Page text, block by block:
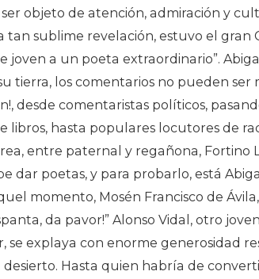
objeto de atención, admiración y
tan sublime revelación, estuvo el gran
joven a un poeta extraordinario”.
tierra, los comentarios no pueden ser
desde comentaristas políticos,
libros, hasta populares locutores de
entre paternal y regañona, Fortino
dar poetas, y para probarlo, está
momento, Mosén Francisco de Ávila,
da pavor!” Alonso Vidal, otro
se explaya con enorme generosidad
desierto. Hasta quien habría de